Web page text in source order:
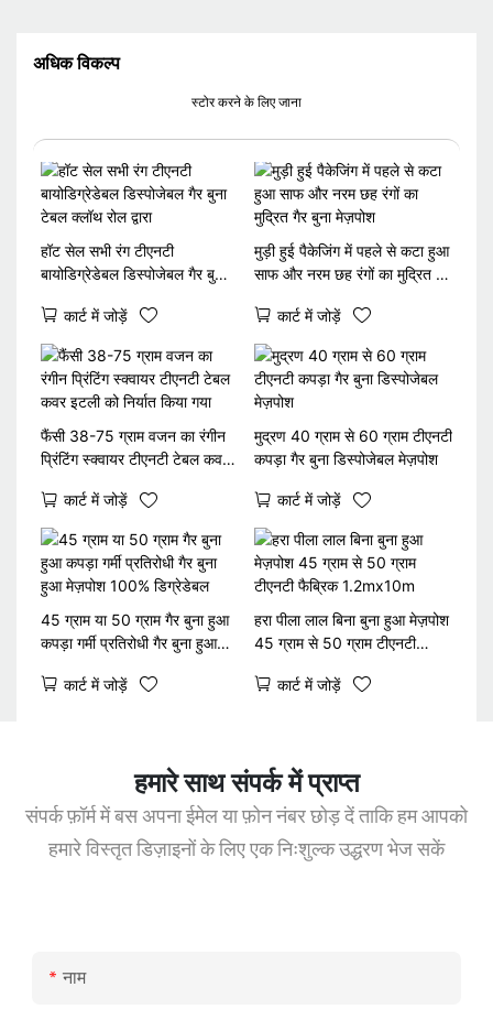
अधिक विकल्प
स्टोर करने के लिए जाना
हॉट सेल सभी रंग टीएनटी
बायोडिग्रेडेबल डिस्पोजेबल गैर बुना
कार्ट में जोड़ें
मुड़ी हुई पैकेजिंग में पहले से कटा हुआ
साफ और नरम छह रंगों का मुद्रित गैर
कार्ट में जोड़ें
फैंसी 38-75 ग्राम वजन का रंगीन
प्रिंटिंग स्क्वायर टीएनटी टेबल कवर
कार्ट में जोड़ें
मुद्रण 40 ग्राम से 60 ग्राम टीएनटी
कपड़ा गैर बुना डिस्पोजेबल मेज़पोश
कार्ट में जोड़ें
45 ग्राम या 50 ग्राम गैर बुना हुआ
कपड़ा गर्मी प्रतिरोधी गैर बुना हुआ
कार्ट में जोड़ें
हरा पीला लाल बिना बुना हुआ मेज़पोश
45 ग्राम से 50 ग्राम टीएनटी
कार्ट में जोड़ें
हमारे साथ संपर्क में प्राप्त
संपर्क फ़ॉर्म में बस अपना ईमेल या फ़ोन नंबर छोड़ दें ताकि हम आपको
हमारे विस्तृत डिज़ाइनों के लिए एक निःशुल्क उद्धरण भेज सकें
नाम